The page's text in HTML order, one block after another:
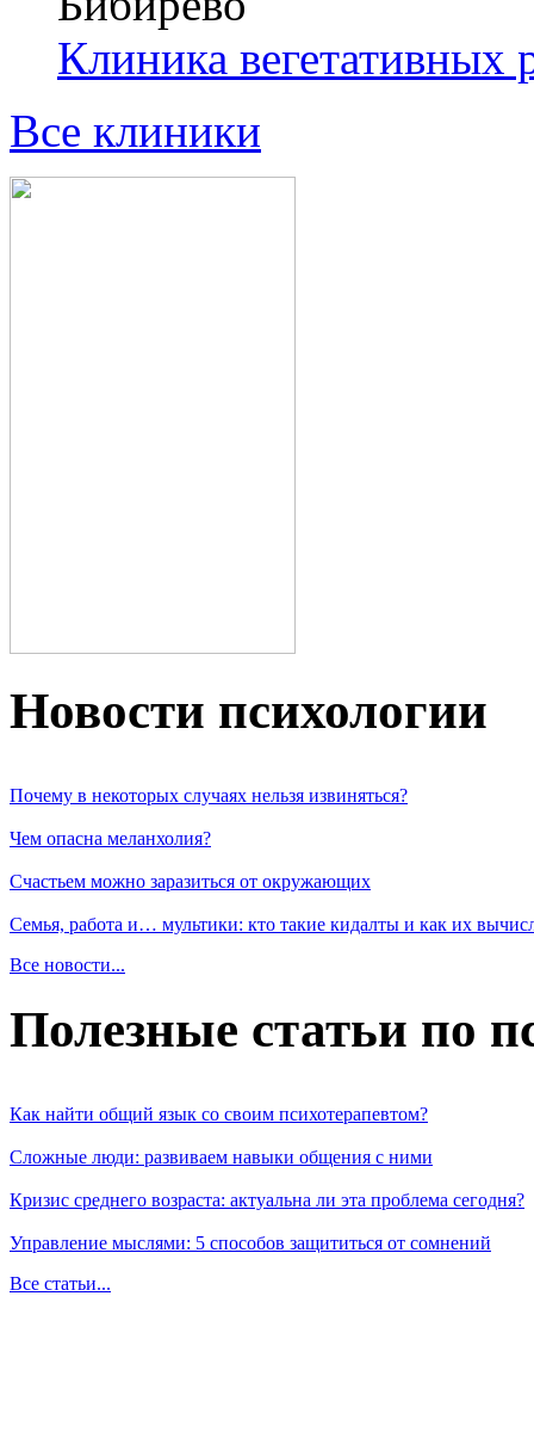
Клиника вегетативных
Все клиники
Новости пcихологии
Почему в некоторых случаях нельзя извиняться?
Чем опасна меланхолия?
Счастьем можно заразиться от окружающих
Семья, работа и… мультики: кто такие кидалты и как их
Все новости...
Полезные статьи по
Как найти общий язык со своим психотерапевтом?
Сложные люди: развиваем навыки общения с ними
Кризис среднего возраста: актуальна ли эта проблема сегодня?
Управление мыслями: 5 способов защититься от сомнений
Все статьи...